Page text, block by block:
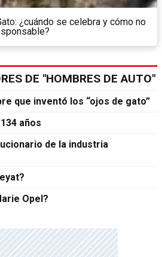
¿cuándo se celebra y cómo no
DE "HOMBRES DE AUTO"
que inventó los “ojos de gato”
años
de la industria
Opel?